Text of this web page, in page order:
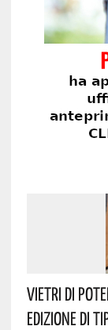
Vietri Di
Edizione Di